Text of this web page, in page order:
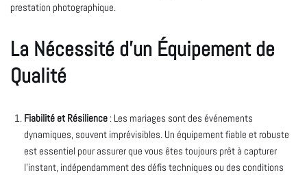
prestation photographique.
La Nécessité d’un Équipement de
Qualité
Fiabilité et Résilience : Les mariages sont des événements
dynamiques, souvent imprévisibles. Un équipement fiable et robuste
est essentiel pour assurer que vous êtes toujours prêt à capturer
l’instant, indépendamment des défis techniques ou des conditions